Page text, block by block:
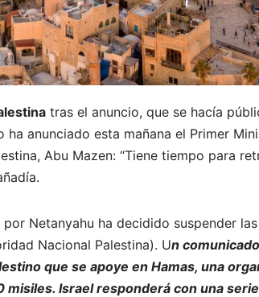
tras el anuncio, que se hacía
ha anunciado esta mañana el Primer
Abu Mazen: “Tiene tiempo para
Netanyahu ha decidido suspender
Nacional Palestina). Un
que se apoye en Hamas, una
Israel responderá con una